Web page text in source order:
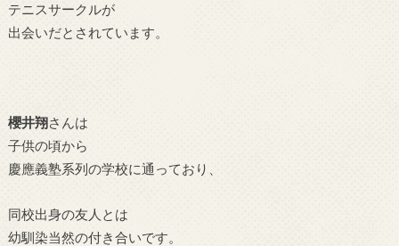
テニスサークルが
出会いだとされています。
櫻井翔さんは
子供の頃から
慶應義塾系列の学校に通っており、
同校出身の友人とは
幼馴染当然の付き合いです。